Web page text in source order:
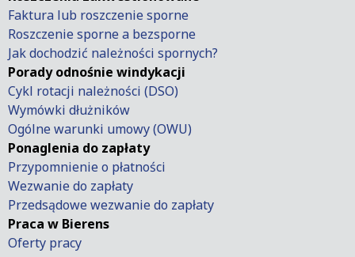
Faktura lub roszczenie sporne
Roszczenie sporne a bezsporne
Jak dochodzić należności spornych?
Porady odnośnie windykacji
Cykl rotacji należności (DSO)
Wymówki dłużników
Ogólne warunki umowy (OWU)
Ponaglenia do zapłaty
Przypomnienie o płatności
Wezwanie do zapłaty
Przedsądowe wezwanie do zapłaty
Praca w Bierens
Oferty pracy